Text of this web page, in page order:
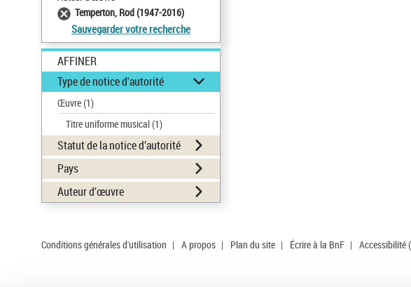
Temperton, Rod (1947-2016)
Sauvegarder votre recherche
AFFINER
Type de notice d'autorité
Œuvre(1)
Titre uniforme musical(1)
Statut de la notice d’autorité
Pays
Auteur d’œuvre
Conditions générales d'utilisation | A propos | Plan du site | Écrire à la BnF | Accessibilité